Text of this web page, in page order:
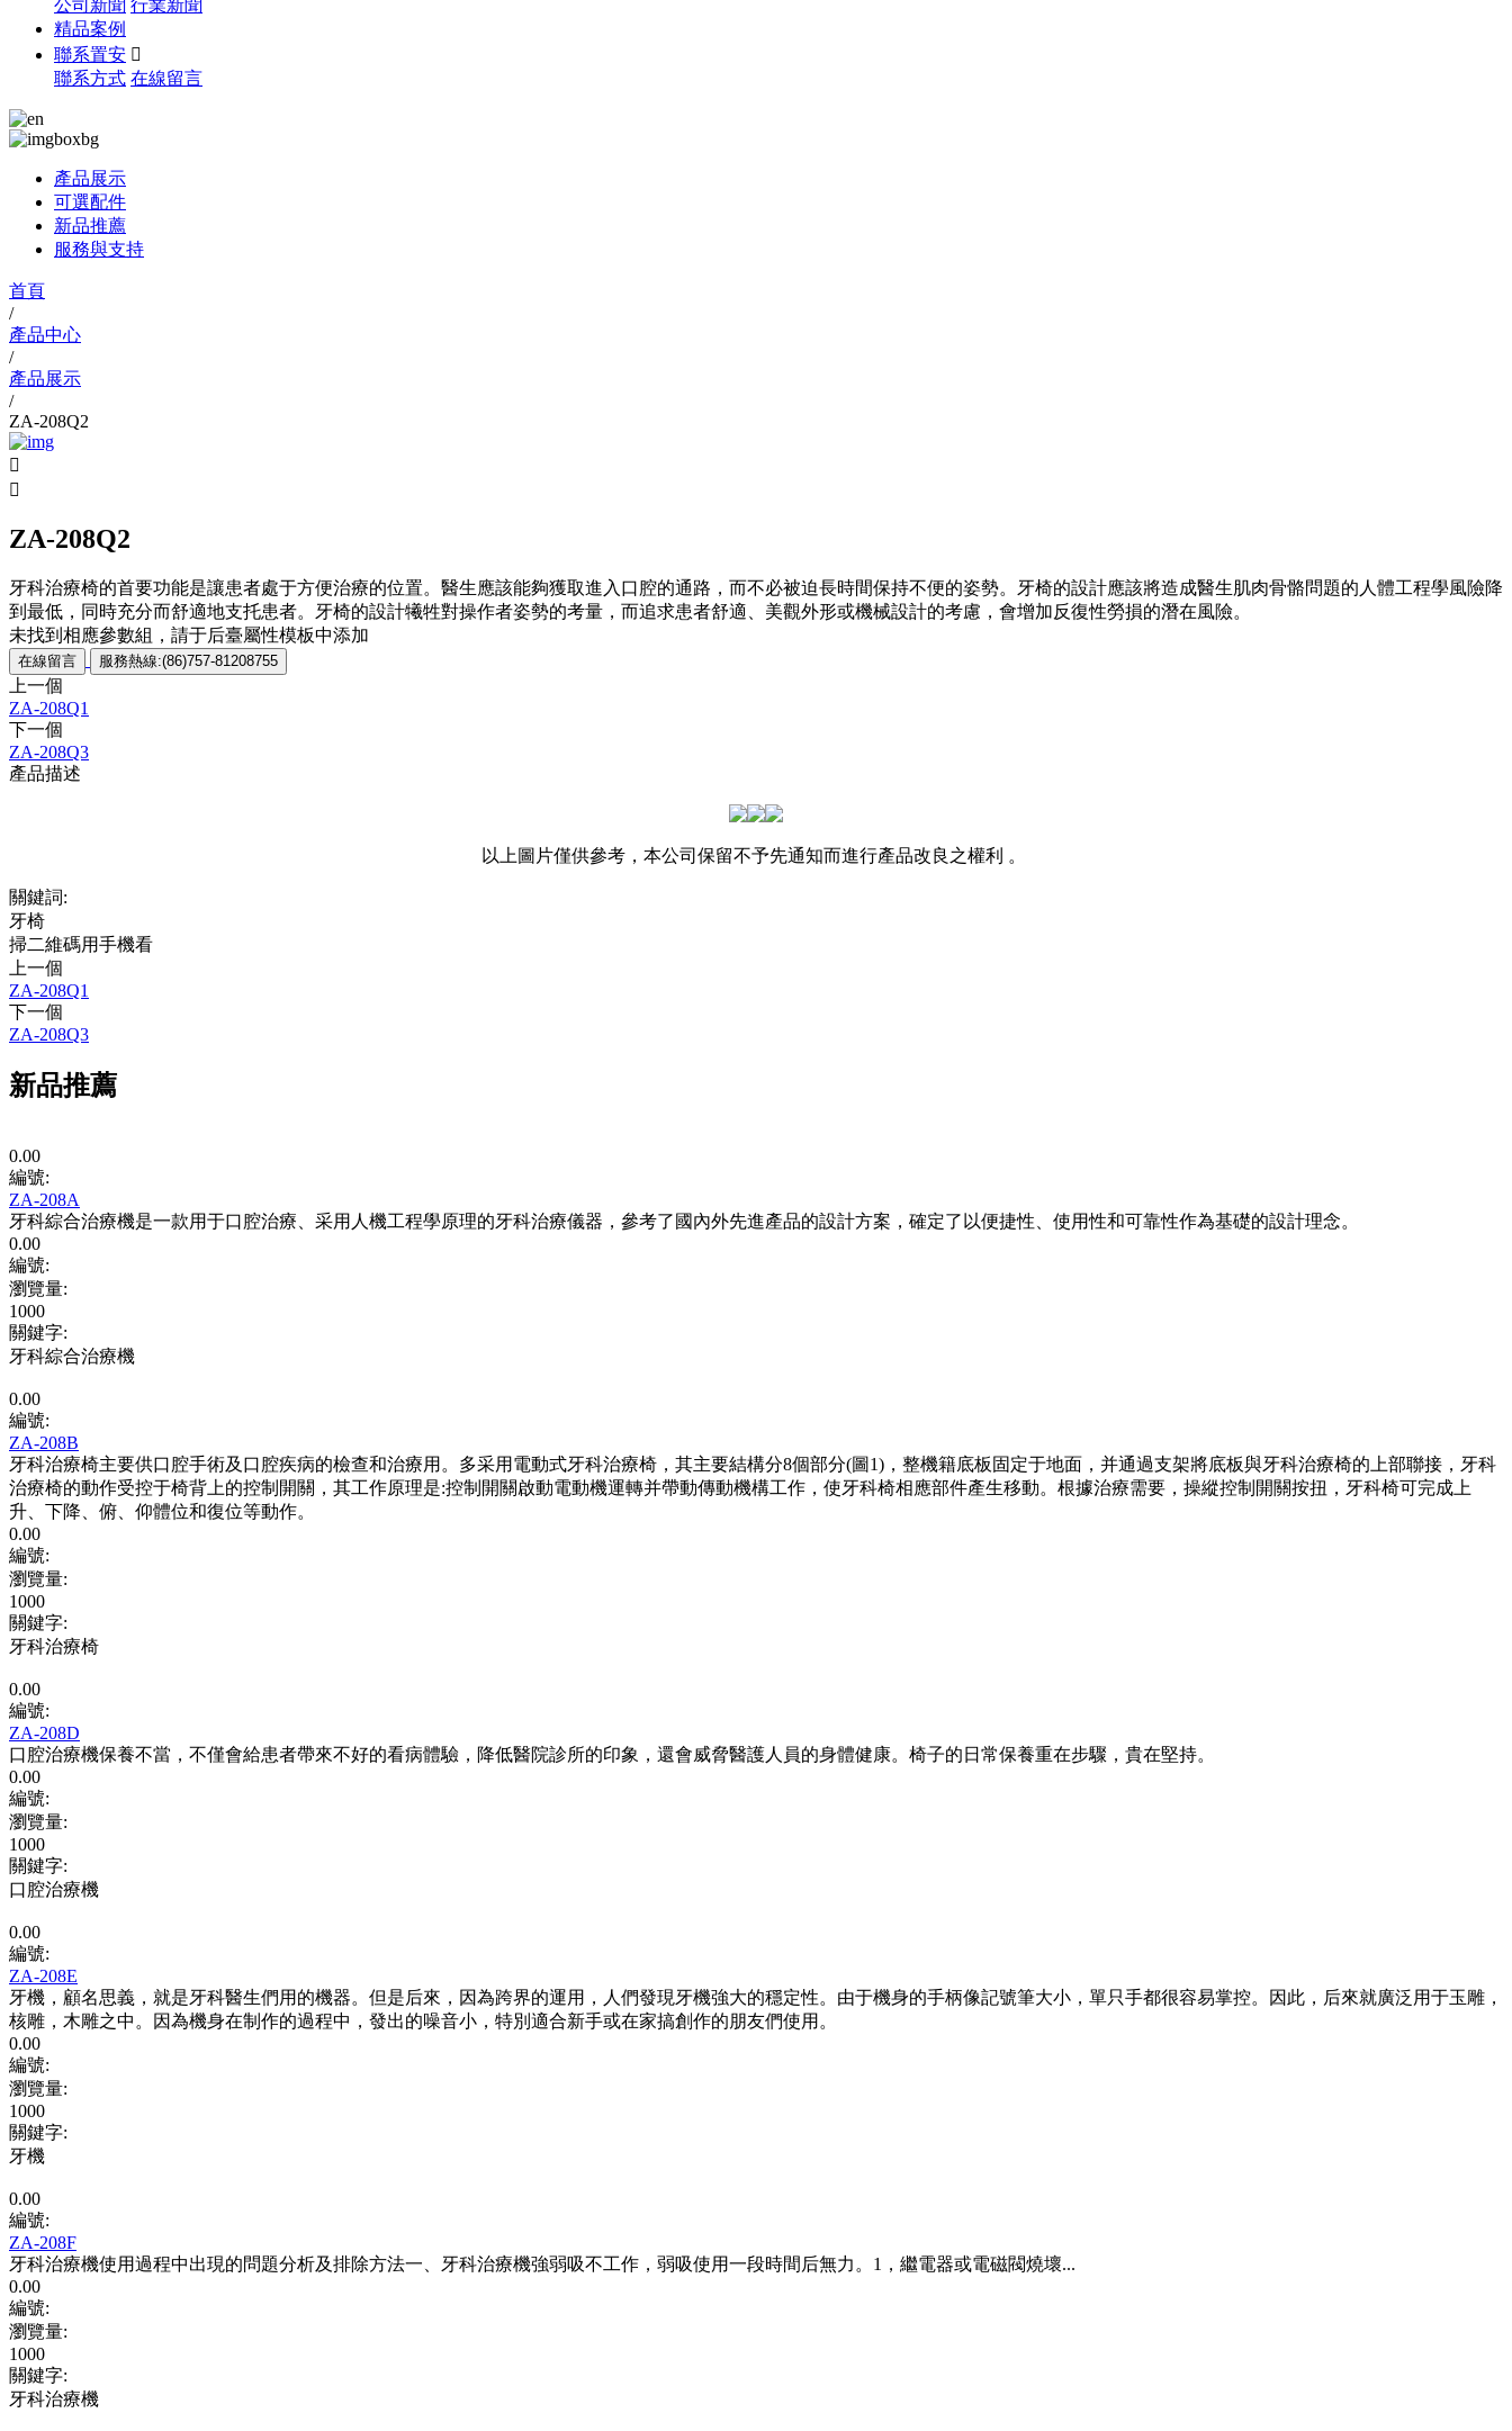
公司新聞 行業新聞
精品案例
聯系置安 
聯系方式 在線留言
產品展示
可選配件
新品推薦
服務與支持
首頁
/
產品中心
/
產品展示
/
ZA-208Q2


ZA-208Q2
牙科治療椅的首要功能是讓患者處于方便治療的位置。醫生應該能夠獲取進入口腔的通路，而不必被迫長時間保持不便的姿勢。牙椅的設計應該將造成醫生肌肉骨骼問題的人體工程學風險降
到最低，同時充分而舒適地支托患者。牙椅的設計犧牲對操作者姿勢的考量，而追求患者舒適、美觀外形或機械設計的考慮，會增加反復性勞損的潛在風險。
未找到相應參數組，請于后臺屬性模板中添加
在線留言 服務熱線:(86)757-81208755
上一個
ZA-208Q1
下一個
ZA-208Q3
產品描述
以上圖片僅供參考，本公司保留不予先通知而進行產品改良之權利 。
關鍵詞:
牙椅
掃二維碼用手機看
上一個
ZA-208Q1
下一個
ZA-208Q3
新品推薦
0.00
編號:
ZA-208A
牙科綜合治療機是一款用于口腔治療、采用人機工程學原理的牙科治療儀器，參考了國內外先進產品的設計方案，確定了以便捷性、使用性和可靠性作為基礎的設計理念。
0.00
編號:
瀏覽量:
1000
關鍵字:
牙科綜合治療機
0.00
編號:
ZA-208B
牙科治療椅主要供口腔手術及口腔疾病的檢查和治療用。多采用電動式牙科治療椅，其主要結構分8個部分(圖1)，整機籍底板固定于地面，并通過支架將底板與牙科治療椅的上部聯接，牙科
治療椅的動作受控于椅背上的控制開關，其工作原理是:控制開關啟動電動機運轉并帶動傳動機構工作，使牙科椅相應部件產生移動。根據治療需要，操縱控制開關按扭，牙科椅可完成上
升、下降、俯、仰體位和復位等動作。
0.00
編號:
瀏覽量:
1000
關鍵字:
牙科治療椅
0.00
編號:
ZA-208D
口腔治療機保養不當，不僅會給患者帶來不好的看病體驗，降低醫院診所的印象，還會威脅醫護人員的身體健康。椅子的日常保養重在步驟，貴在堅持。
0.00
編號:
瀏覽量:
1000
關鍵字:
口腔治療機
0.00
編號:
ZA-208E
牙機，顧名思義，就是牙科醫生們用的機器。但是后來，因為跨界的運用，人們發現牙機強大的穩定性。由于機身的手柄像記號筆大小，單只手都很容易掌控。因此，后來就廣泛用于玉雕，
核雕，木雕之中。因為機身在制作的過程中，發出的噪音小，特別適合新手或在家搞創作的朋友們使用。
0.00
編號:
瀏覽量:
1000
關鍵字:
牙機
0.00
編號:
ZA-208F
牙科治療機使用過程中出現的問題分析及排除方法一、牙科治療機強弱吸不工作，弱吸使用一段時間后無力。1，繼電器或電磁閥燒壞...
0.00
編號:
瀏覽量:
1000
關鍵字:
牙科治療機